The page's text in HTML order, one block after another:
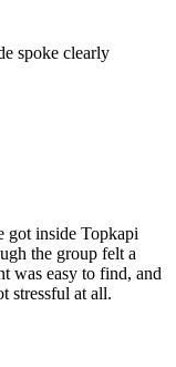
spoke clearly
inside Topkapi
the group felt a
was easy to find, and
stressful at all.